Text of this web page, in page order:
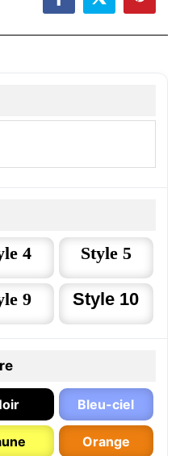
4 Style 5
9 Style 10
Bleu-ciel
Orange